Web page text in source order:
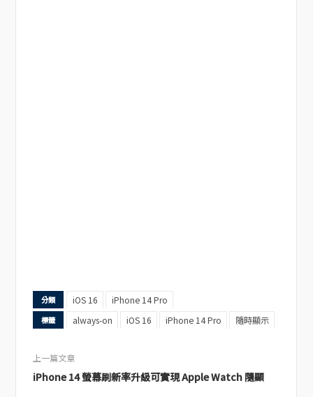
分類 iOS 16 iPhone 14 Pro
標籤 always-on iOS 16 iPhone 14 Pro 隨時顯示
上一篇文章
iPhone 14 螢幕刷新率升級可實現 Apple Watch 隨顯